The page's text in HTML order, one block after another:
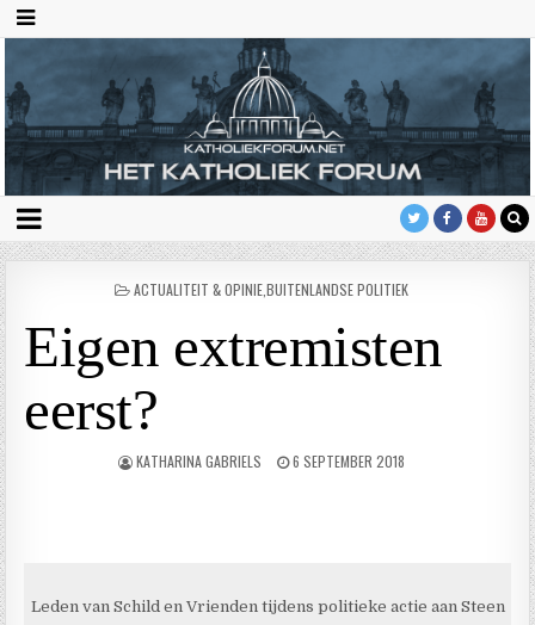
GEPLAATST
ACTUALITEIT & OPINIEBUITENLANDSE POLITIEK
Eigen extremisten
eerst?
KATHARINA GABRIELS 6 SEPTEMBER 2018
Leden van Schild en Vrienden tijdens politieke actie aan Steen